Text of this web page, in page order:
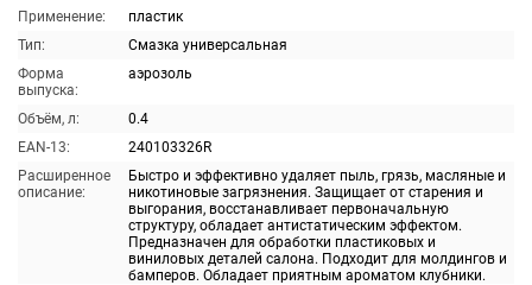
Применение:
пластик
Тип:
Смазка универсальная
Форма
выпуска:
аэрозоль
Объём, л:
0.4
EAN-13:
240103326R
Расширенное
описание:
Быстро и эффективно удаляет пыль, грязь, масляные и
никотиновые загрязнения. Защищает от старения и
выгорания, восстанавливает первоначальную
структуру, обладает антистатическим эффектом.
Предназначен для обработки пластиковых и
виниловых деталей салона. Подходит для молдингов и
бамперов. Обладает приятным ароматом клубники.